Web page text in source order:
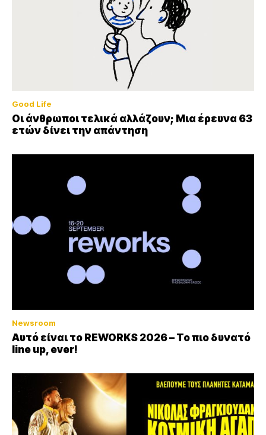
Good Life
Οι άνθρωποι τελικά αλλάζουν; Μια έρευνα 63
ετών δίνει την απάντηση
Newsroom
Αυτό είναι το REWORKS 2026 – Το πιο δυνατό
line up, ever!